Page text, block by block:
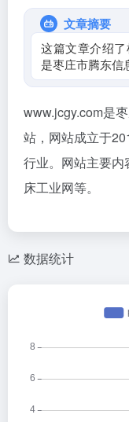
文章摘要
这篇文章介绍
是枣庄市腾东信
www.jcgy.com是
站，网站成立于
行业。网站主要内
床工业网等。
数据统计